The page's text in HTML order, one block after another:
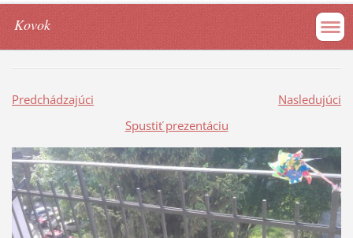
Kovok
Predchádzajúci
Nasledujúci
Spustiť prezentáciu